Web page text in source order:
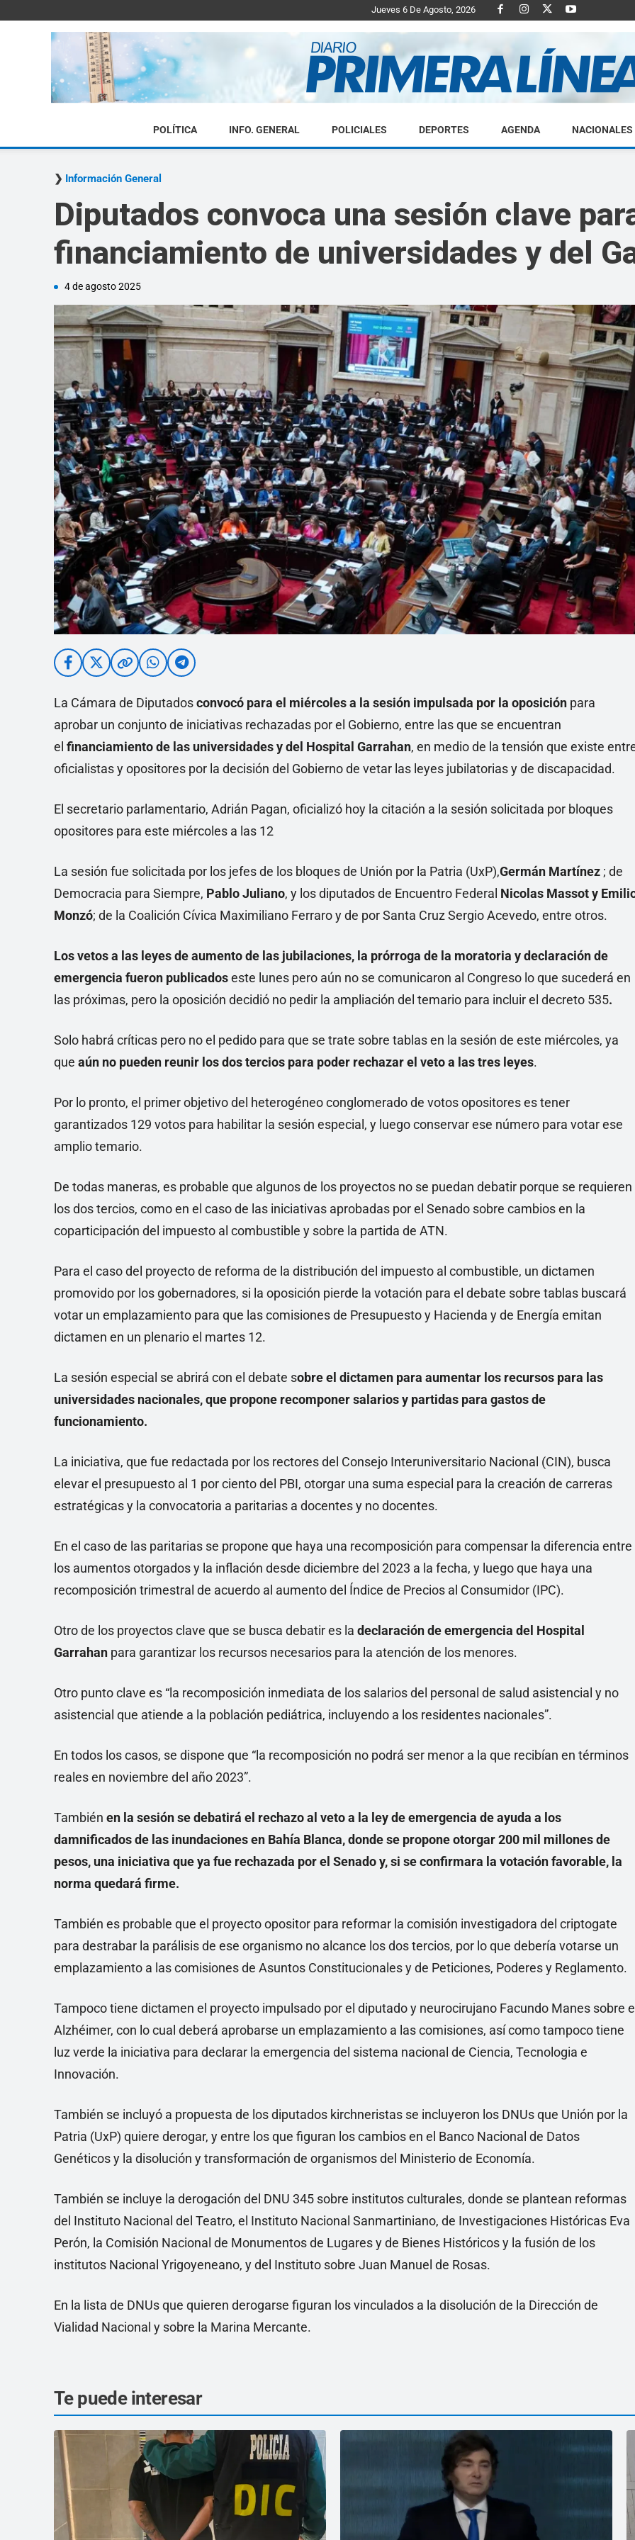
Jueves 6 De Agosto, 2026
Diario
Primera
Linea
POLÍTICA INFO. GENERAL POLICIALES DEPORTES AGENDA NACIONALES
Información General
Diputados convoca una sesión clave
financiamiento de universidades y del
4 de agosto 2025
La Cámara de Diputadosconvocó para el miércoles a la sesión impulsada por la oposición para
aprobar un conjunto de iniciativas rechazadas por el Gobierno, entre las que se encuentran
el financiamiento de las universidades y del Hospital Garrahan, en medio de la tensión que existe
oficialistas y opositores por la decisión del Gobierno de vetar las leyes jubilatorias y de discapacidad.
El secretario parlamentario, Adrián Pagan, oficializó hoy la citación a la sesión solicitada por bloques
opositores para este miércoles a las 12
La sesión fue solicitada por los jefes de los bloques de Unión por la Patria (UxP),Germán Martínez ; de
Democracia para Siempre, Pablo Juliano, y los diputados de Encuentro Federal Nicolas Massot y
Monzó; de la Coalición Cívica Maximiliano Ferraro y de por Santa Cruz Sergio Acevedo, entre otros.
Los vetos a las leyes de aumento de las jubilaciones, la prórroga de la moratoria y declaración de
emergencia fueron publicadoseste lunes pero aún no se comunicaron al Congreso lo que sucederá en
las próximas, pero la oposición decidió no pedir la ampliación del temario para incluir el decreto 535.
Solo habrá críticas pero no el pedido para que se trate sobre tablas en la sesión de este miércoles, ya
que aún no pueden reunir los dos tercios para poder rechazar el veto a las tres leyes.
Por lo pronto, el primer objetivo del heterogéneo conglomerado de votos opositores es tener
garantizados 129 votos para habilitar la sesión especial, y luego conservar ese número para votar ese
amplio temario.
De todas maneras, es probable que algunos de los proyectos no se puedan debatir porque se requieren
los dos tercios, como en el caso de las iniciativas aprobadas por el Senado sobre cambios en la
coparticipación del impuesto al combustible y sobre la partida de ATN.
Para el caso del proyecto de reforma de la distribución del impuesto al combustible, un dictamen
promovido por los gobernadores, si la oposición pierde la votación para el debate sobre tablas buscará
votar un emplazamiento para que las comisiones de Presupuesto y Hacienda y de Energía emitan
dictamen en un plenario el martes 12.
La sesión especial se abrirá con el debate sobre el dictamen para aumentar los recursos para las
universidades nacionales, que propone recomponer salarios y partidas para gastos de
funcionamiento.
La iniciativa, que fue redactada por los rectores del Consejo Interuniversitario Nacional (CIN), busca
elevar el presupuesto al 1 por ciento del PBI, otorgar una suma especial para la creación de carreras
estratégicas y la convocatoria a paritarias a docentes y no docentes.
En el caso de las paritarias se propone que haya una recomposición para compensar la diferencia entre
los aumentos otorgados y la inflación desde diciembre del 2023 a la fecha, y luego que haya una
recomposición trimestral de acuerdo al aumento del Índice de Precios al Consumidor (IPC).
Otro de los proyectos clave que se busca debatir es la declaración de emergencia del Hospital
Garrahan para garantizar los recursos necesarios para la atención de los menores.
Otro punto clave es “la recomposición inmediata de los salarios del personal de salud asistencial y no
asistencial que atiende a la población pediátrica, incluyendo a los residentes nacionales”.
En todos los casos, se dispone que “la recomposición no podrá ser menor a la que recibían en términos
reales en noviembre del año 2023”.
También en la sesión se debatirá el rechazo al veto a la ley de emergencia de ayuda a los
damnificados de las inundaciones en Bahía Blanca, donde se propone otorgar 200 mil millones de
pesos, una iniciativa que ya fue rechazada por el Senado y, si se confirmara la votación favorable, la
norma quedará firme.
También es probable que el proyecto opositor para reformar la comisión investigadora del criptogate
para destrabar la parálisis de ese organismo no alcance los dos tercios, por lo que debería votarse un
emplazamiento a las comisiones de Asuntos Constitucionales y de Peticiones, Poderes y Reglamento.
Tampoco tiene dictamen el proyecto impulsado por el diputado y neurocirujano Facundo Manes sobre
Alzhéimer, con lo cual deberá aprobarse un emplazamiento a las comisiones, así como tampoco tiene
luz verde la iniciativa para declarar la emergencia del sistema nacional de Ciencia, Tecnologia e
Innovación.
También se incluyó a propuesta de los diputados kirchneristas se incluyeron los DNUs que Unión por la
Patria (UxP) quiere derogar, y entre los que figuran los cambios en el Banco Nacional de Datos
Genéticos y la disolución y transformación de organismos del Ministerio de Economía.
También se incluye la derogación del DNU 345 sobre institutos culturales, donde se plantean reformas
del Instituto Nacional del Teatro, el Instituto Nacional Sanmartiniano, de Investigaciones Históricas Eva
Perón, la Comisión Nacional de Monumentos de Lugares y de Bienes Históricos y la fusión de los
institutos Nacional Yrigoyeneano, y del Instituto sobre Juan Manuel de Rosas.
En la lista de DNUs que quieren derogarse figuran los vinculados a la disolución de la Dirección de
Vialidad Nacional y sobre la Marina Mercante.
Te puede interesar